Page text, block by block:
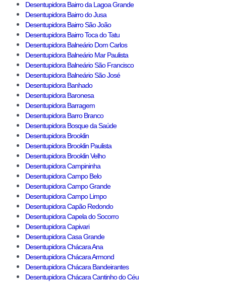
Desentupidora Bairro da Lagoa Grande
Desentupidora Bairro do Jusa
Desentupidora Bairro São João
Desentupidora Bairro Toca do Tatu
Desentupidora Balneário Dom Carlos
Desentupidora Balneário Mar Paulista
Desentupidora Balneário São Francisco
Desentupidora Balneário São José
Desentupidora Banhado
Desentupidora Baronesa
Desentupidora Barragem
Desentupidora Barro Branco
Desentupidora Bosque da Saúde
Desentupidora Brooklin
Desentupidora Brooklin Paulista
Desentupidora Brooklin Velho
Desentupidora Campininha
Desentupidora Campo Belo
Desentupidora Campo Grande
Desentupidora Campo Limpo
Desentupidora Capão Redondo
Desentupidora Capela do Socorro
Desentupidora Capivari
Desentupidora Casa Grande
Desentupidora Chácara Ana
Desentupidora Chácara Armond
Desentupidora Chácara Bandeirantes
Desentupidora Chácara Cantinho do Céu